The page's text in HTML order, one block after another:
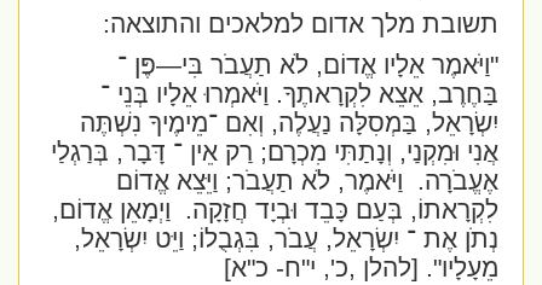
תשובת מלך אדום למלאכים והתוצאה:
"וַיֹּאמֶר אֵלָיו אֱדוֹם, לֹא תַעֲבֹר בִּי—פֶּן ־
בַּחֶרֶב, אֵצֵא לִקְרָאתֶךָ. וַיֹּאמְרוּ אֵלָיו בְּנֵי ־
יִשְׂרָאֵל, בַּמְסִלָּה נַעֲלֶה, וְאִם ־מֵימֶיךָ נִשְׁתֶּה
אֲנִי וּמִקְנַי, וְנָתַתִּי מִכְרָם; רַק אֵין ־ דָּבָר, בְּרַגְלַי
אֶעֱבֹרָה. וַיֹּאמֶר, לֹא תַעֲבֹר; וַיֵּצֵא אֱדוֹם
לִקְרָאתוֹ, בְּעַם כָּבֵד וּבְיָד חֲזָקָה. וַיְמָאֵן אֱדוֹם,
נְתֹן אֶת ־ יִשְׂרָאֵל, עֲבֹר, בִּגְבֻלוֹ; וַיֵּט יִשְׂרָאֵל,
מֵעָלָיו".[להלן ,כ', י"ח- כ"א]